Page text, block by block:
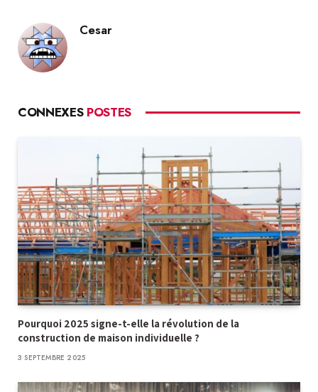
Cesar
CONNEXES POSTES
Pourquoi 2025 signe-t-elle la révolution de la
construction de maison individuelle ?
3 SEPTEMBRE 2025